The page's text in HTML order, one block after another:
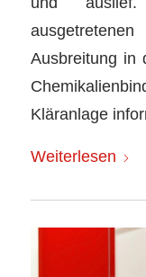
Ausbreitung in
Kläranlage
Weiterlesen